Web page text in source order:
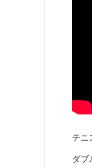
テニ
ダブ